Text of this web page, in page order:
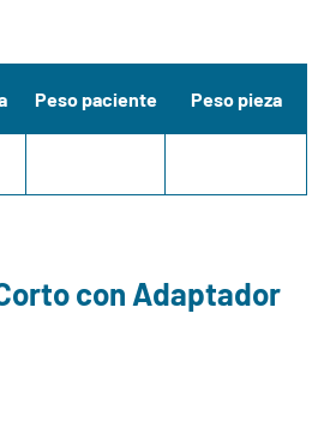
Peso paciente Peso pieza
con Adaptador